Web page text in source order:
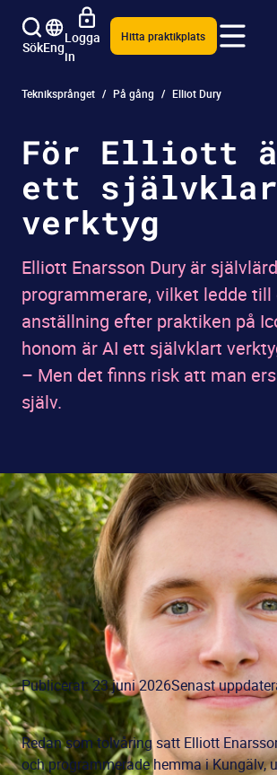
SökEng
Logga
in
Hitta praktikplats
Tekniksprånget På gång Elliot Dury
För Elliott
ett
verktyg
Elliott Enarsson Dury är självlärd
programmerare, vilket ledde till
anställning efter praktiken på
honom är AI ett självklart
– Men det finns risk att man
själv.
Publicerat: 23 juni 2026Senast
Redan som tolvåring satt Elliott
och programmerade hemma i Kungälv,